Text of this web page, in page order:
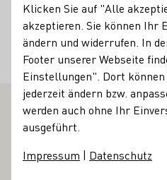
Weingut Deutschherrenhof
54295 Trier-Olewig Olewiger
Deutschland
Klicken Sie auf "Alle
akzeptieren. Sie können Ihr
ändern und widerrufen. In
Footer unserer Webseite
Einstellungen". Dort
jederzeit ändern bzw.
werden auch ohne Ihr
ausgeführt.
Impressum | Datenschutz